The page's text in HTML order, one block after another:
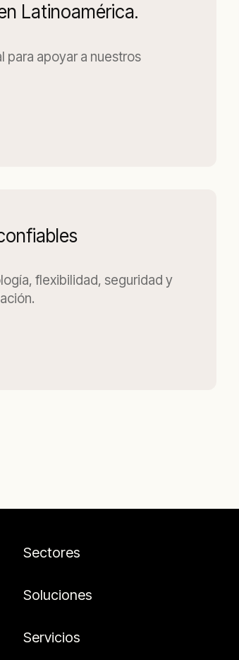
Latinoamérica.
para apoyar a nuestros
flexibilidad, seguridad y
Sectores
Soluciones
Servicios